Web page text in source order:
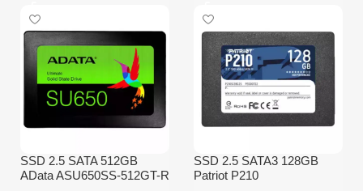
SSD 2.5 SATA 512GB
AData ASU650SS-512GT-R
SSD 2.5 SATA3 128GB
Patriot P210